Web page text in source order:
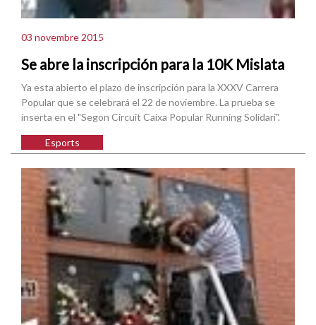
03 novembre 2015
Se abre la inscripción para la 10K Mislata
Ya esta abierto el plazo de inscripción para la XXXV Carrera
Popular que se celebrará el 22 de noviembre. La prueba se
inserta en el "Segon Circuit Caixa Popular Running Solidari".
Esports